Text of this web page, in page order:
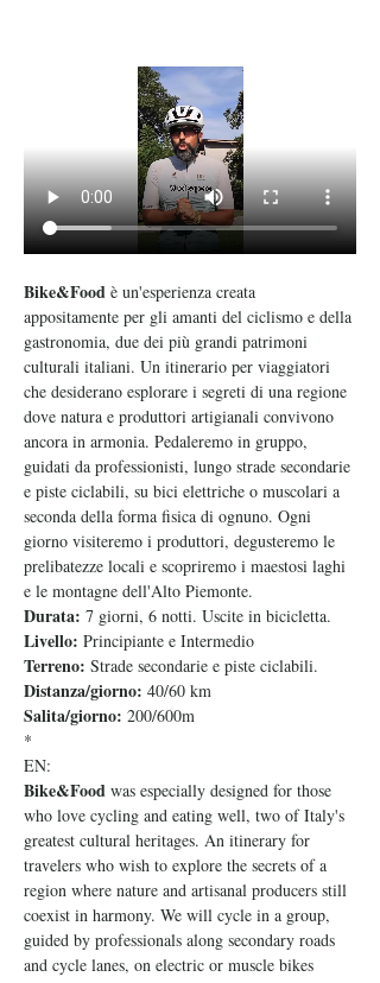
Bike&Food è un'esperienza creata
appositamente per gli amanti del ciclismo e della
gastronomia, due dei più grandi patrimoni
culturali italiani. Un itinerario per viaggiatori
che desiderano esplorare i segreti di una regione
dove natura e produttori artigianali convivono
ancora in armonia. Pedaleremo in gruppo,
guidati da professionisti, lungo strade secondarie
e piste ciclabili, su bici elettriche o muscolari a
seconda della forma fisica di ognuno. Ogni
giorno visiteremo i produttori, degusteremo le
prelibatezze locali e scopriremo i maestosi laghi
e le montagne dell'Alto Piemonte.
Durata: 7 giorni, 6 notti. Uscite in bicicletta.
Livello: Principiante e Intermedio
Terreno: Strade secondarie e piste ciclabili.
Distanza/giorno: 40/60 km
Salita/giorno: 200/600m
*
EN:
Bike&Food was especially designed for those
who love cycling and eating well, two of Italy's
greatest cultural heritages. An itinerary for
travelers who wish to explore the secrets of a
region where nature and artisanal producers still
coexist in harmony. We will cycle in a group,
guided by professionals along secondary roads
and cycle lanes, on electric or muscle bikes